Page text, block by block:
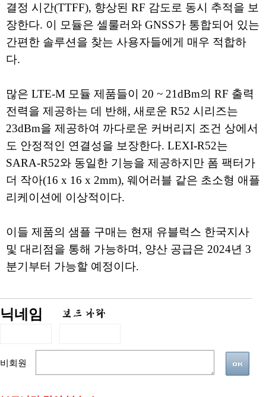
결정 시간(TTFF), 향상된 RF 감도로 동시 추적을 보
장한다. 이 모듈은 셀룰러와 GNSS가 통합되어 있는
간편한 솔루션을 찾는 사용자들에게 매우 적합하
다.
많은 LTE-M 모듈 제품들이 20 ~ 21dBm의 RF 출력
전력을 제공하는 데 반해, 새로운 R52 시리즈는
23dBm을 제공하여 까다로운 커버리지 조건 상에서
도 안정적인 연결성을 보장한다. LEXI-R52는
SARA-R52와 동일한 기능을 제공하지만 폼 팩터가
더 작아(16 x 16 x 2mm), 웨어러블 같은 초소형 애플
리케이션에 이상적이다.
이들 제품의 샘플 구매는 현재 유블럭스 한국지사
및 대리점을 통해 가능하며, 양산 공급은 2024년 3
분기부터 가능할 예정이다.
닉네임
비회원